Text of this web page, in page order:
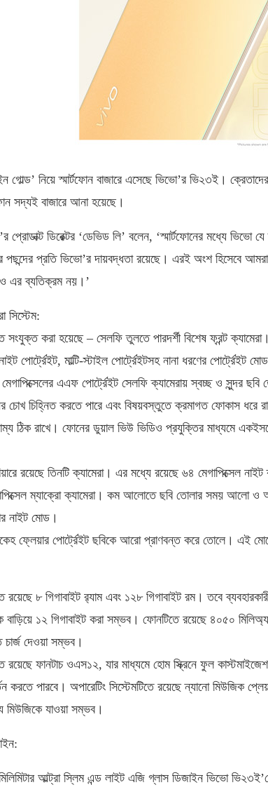
গোল্ড’ নিয়ে স্মার্টফোন বাজারে এসেছে ভিভো’র ভি২৩ই।
সদ্যই বাজারে আনা হয়েছে।
প্রোডাক্ট ডিরেক্টর ‘ডেভিড লি’ বলেন, ‘স্মার্টফোনের মধ্যে ভিভো
পছন্দের প্রতি ভিভো’র দায়বদ্ধতা রয়েছে। এরই অংশ হিসেবে
এর ব্যতিক্রম নয়।’
সিস্টেম:
সংযুক্ত করা হয়েছে – সেলফি তুলতে পারদর্শী বিশেষ ফ্রন্ট
পোর্ট্রেইট, মাল্টি-স্টাইল পোর্ট্রেইটসহ নানা ধরণের পোর্ট্রেইট
মেগাপিক্সেলের এএফ পোর্ট্রেইট সেলফি ক্যামেরায় স্বচ্ছ ও
চোখ চিহ্নিত করতে পারে এবং বিষয়বস্তুতে ক্রমাগত ফোকাস
ঠিক রাখে। ফোনের ডুয়াল ভিউ ভিডিও প্রযুক্তির মাধ্যমে
রয়েছে তিনটি ক্যামেরা। এর মধ্যে রয়েছে ৬৪ মেগাপিক্সেল
ম্যাক্রো ক্যামেরা। কম আলোতে ছবি তোলার সময় আলো ও
নাইট মোড।
ফ্লেয়ার পোর্ট্রেইট ছবিকে আরো প্রাণবন্ত করে তোলে। এই
৮ গিগাবাইট র‌্যাম এবং ১২৮ গিগাবাইট রম। তবে
বাড়িয়ে ১২ গিগাবাইট করা সম্ভব। ফোনটিতে রয়েছে ৪০৫০
দেওয়া সম্ভব।
রয়েছে ফানটাচ ওএস১২, যার মাধ্যমে হোম স্ক্রিনে ফুল
করতে পারবে। অপারেটিং সিস্টেমটিতে রয়েছে ন্যানো মিউজিক
মিউজিকে যাওয়া সম্ভব।
আল্ট্রা স্লিম এন্ড লাইট এজি গ্লাস ডিজাইন ভিভো